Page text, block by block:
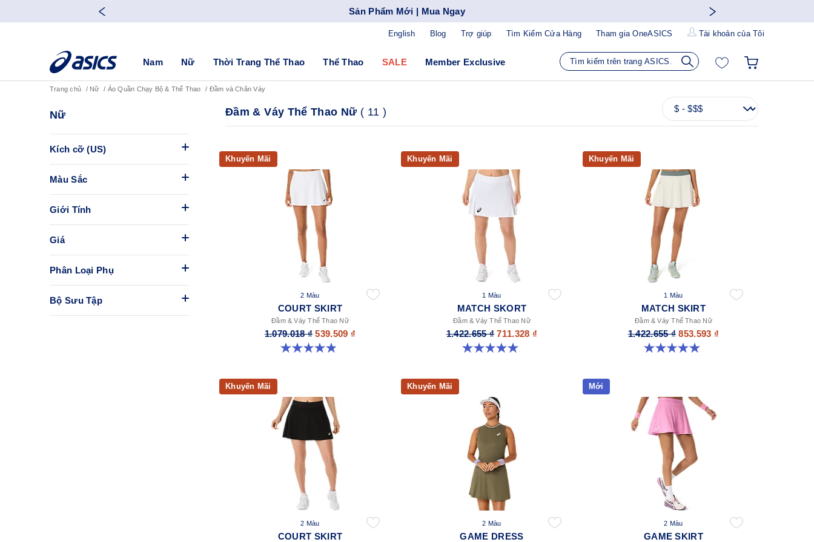
Sản Phẩm Mới | Mua Ngay
Blog Trợ giúp Tìm Kiếm Cửa Hàng Tham gia OneASICS Tài khoản của Tôi
English
Nam Nữ Thời Trang Thể Thao Thể Thao SALE Member Exclusive
Trang chủ Nữ Áo Quần Chạy Bộ & Thể Thao Đầm và Chân Váy
Nữ
Kích cỡ (US)
Màu Sắc
Giới Tính
Giá
Phân Loại Phụ
Bộ Sưu Tập
Đầm & Váy Thể Thao Nữ ( 11 )
Khuyến Mãi
2 Màu
COURT SKIRT
Đầm & Váy Thể Thao Nữ
1.079.018 ₫ 539.509 ₫
4.9 trong số 5 sao. 45 đánh giá
Khuyến Mãi
1 Màu
MATCH SKORT
Đầm & Váy Thể Thao Nữ
1.422.655 ₫ 711.328 ₫
5.0 trong số 5 sao. 3 đánh giá
Khuyến Mãi
1 Màu
MATCH SKIRT
Đầm & Váy Thể Thao Nữ
1.422.655 ₫ 853.593 ₫
5.0 trong số 5 sao. 1 đánh giá
Khuyến Mãi
2 Màu
COURT SKIRT
Khuyến Mãi
2 Màu
GAME DRESS
Mới
2 Màu
GAME SKIRT